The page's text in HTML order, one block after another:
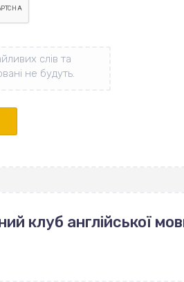
клуб англійської